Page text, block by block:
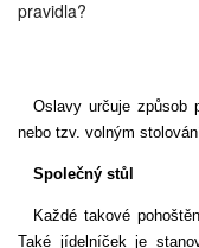
pravidla?
Oslavy určuje způsob
nebo tzv. volným
Společný stůl
Každé takové
Také jídelníček je